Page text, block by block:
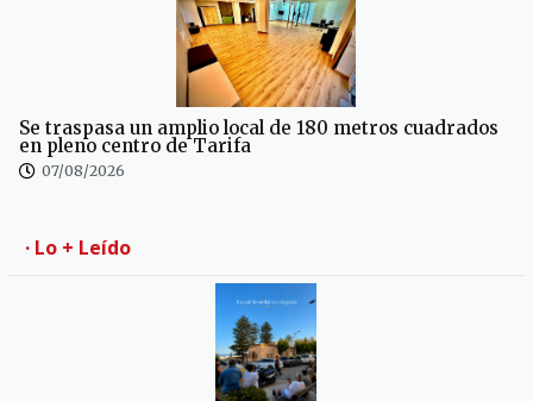
Se traspasa un amplio local de 180 metros cuadrados
en pleno centro de Tarifa
07/08/2026
· Lo + Leído